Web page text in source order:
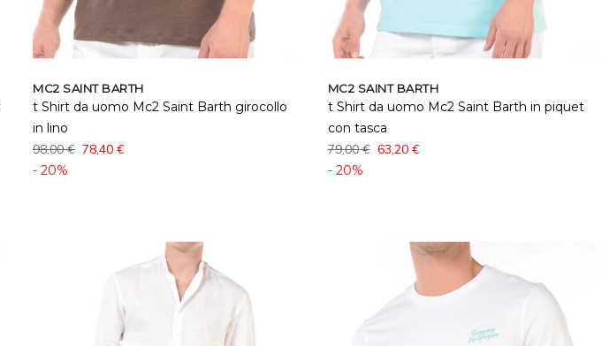
MC2 SAINT BARTH
t Shirt da uomo Mc2 Saint Barth girocollo
in lino
98,00 € 78,40 €
- 20%
MC2 SAINT BARTH
t Shirt da uomo Mc2 Saint Barth in piquet
con tasca
79,00 € 63,20 €
- 20%